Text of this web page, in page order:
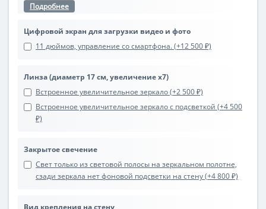
Подробнее
Цифровой экран для загрузки видео и фото
11 дюймов, управление со смартфона. (+12 500 ₽)
Линза (диаметр 17 см, увеличение х7)
Встроенное увеличительное зеркало (+2 500 ₽)
Встроенное увеличительное зеркало с подсветкой (+4 500
₽)
Закрытое свечение
Свет только из световой полосы на зеркальном полотне,
сзади зеркала нет фоновой подсветки на стену (+4 800 ₽)
Вид крепления на стену